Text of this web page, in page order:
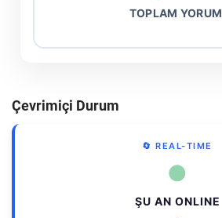
TOPLAM YORUM
Çevrimiçi Durum
🔄 REAL-TIME
●
ŞU AN ONLINE